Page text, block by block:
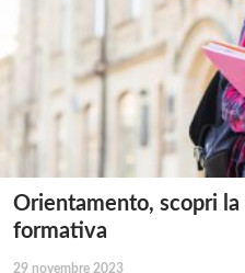
Orientamento, scopri la
formativa
29 novembre 2023